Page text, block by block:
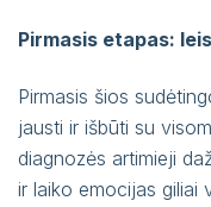
Pirmasis etapas:
Pirmasis šios
jausti ir išbūti su
diagnozės artimieji
ir laiko emocijas giliai